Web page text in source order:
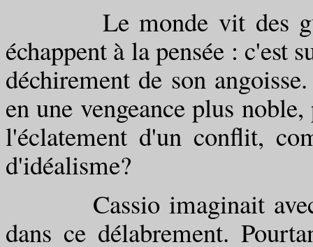
Le monde vit des
échappent à la pensée : c'est
déchirement de son
en une vengeance plus
l'éclatement d'un conflit,
d'idéalisme?
Cassio imaginait avec
dans ce délabrement.